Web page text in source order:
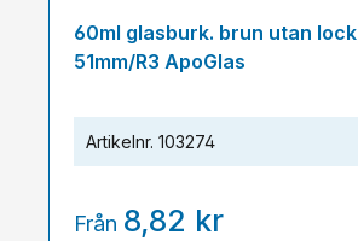
Genomsnittligt betyg på 5 av 5
60ml glasburk. brun utan
51mm/R3 ApoGlas
Artikelnr. 103274
Från 8,82 kr